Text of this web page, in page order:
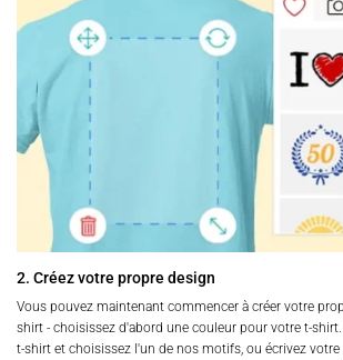
2. Créez votre propre design
Vous pouvez maintenant commencer à créer votre
shirt - choisissez d'abord une couleur pour votre t-
t-shirt et choisissez l'un de nos motifs, ou écrivez